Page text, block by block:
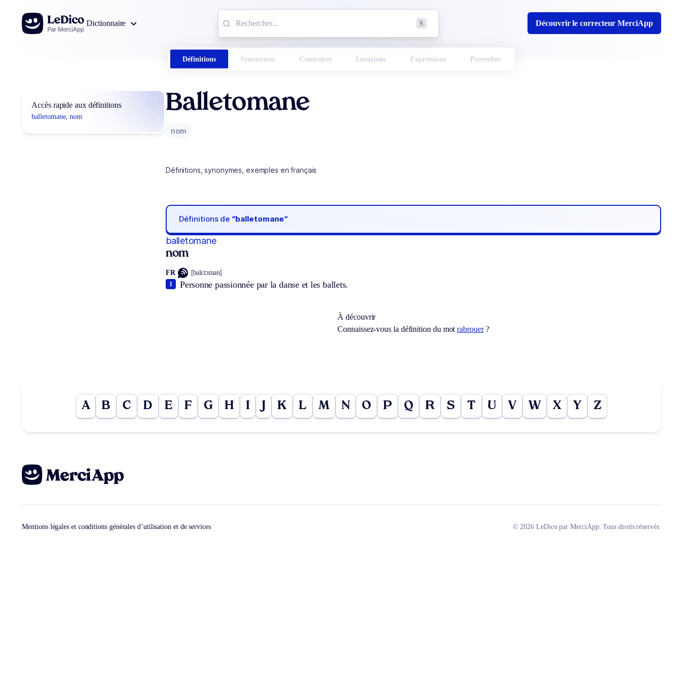
Aller au contenu
Dictionnaire
S Découvrir le correcteur MerciApp
Définitions Synonymes Contraires Locutions Expressions Proverbes
Accès rapide aux définitions
balletomane, nom
Balletomane
nom
Définitions, synonymes, exemples en français
Définitions de “balletomane“
balletomane
nom
FR [balɛtɔman]
Personne passionnée par la danse et les ballets.
1
À découvrir
Connaissez-vous la définition du motrabrouer?
A B C D E F G H I K L M N O P Q R S T U V W X Y Z
Mentions légales et conditions générales d’utilisation et de services © 2026 LeDico par MerciApp. Tous droits réservés.